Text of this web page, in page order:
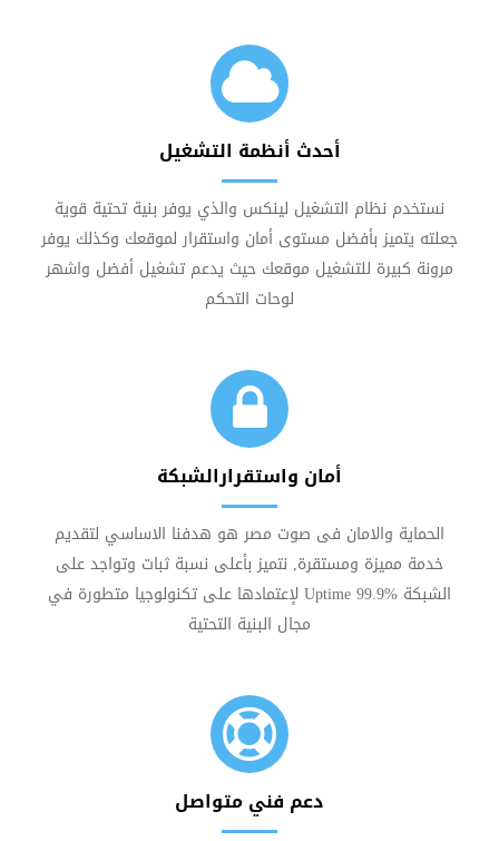
أحدث أنظمة التشغيل
نستخدم نظام التشغيل لينكس والذي يوفر بنية تحتية قوية
جعلته يتميز بأفضل مستوى أمان واستقرار لموقعك وكذلك يوفر
مرونة كبيرة للتشغيل موقعك حيث يدعم تشغيل أفضل واشهر
لوحات التحكم
أمان واستقرارالشبكة
الحماية والامان فى صوت مصر هو هدفنا الاساسي لتقديم
خدمة مميزة ومستقرة, نتميز بأعلى نسبة ثبات وتواجد على
الشبكة Uptime 99.9% لإعتمادها على تكنولوجيا متطورة في
مجال البنية التحتية
دعم فني متواصل